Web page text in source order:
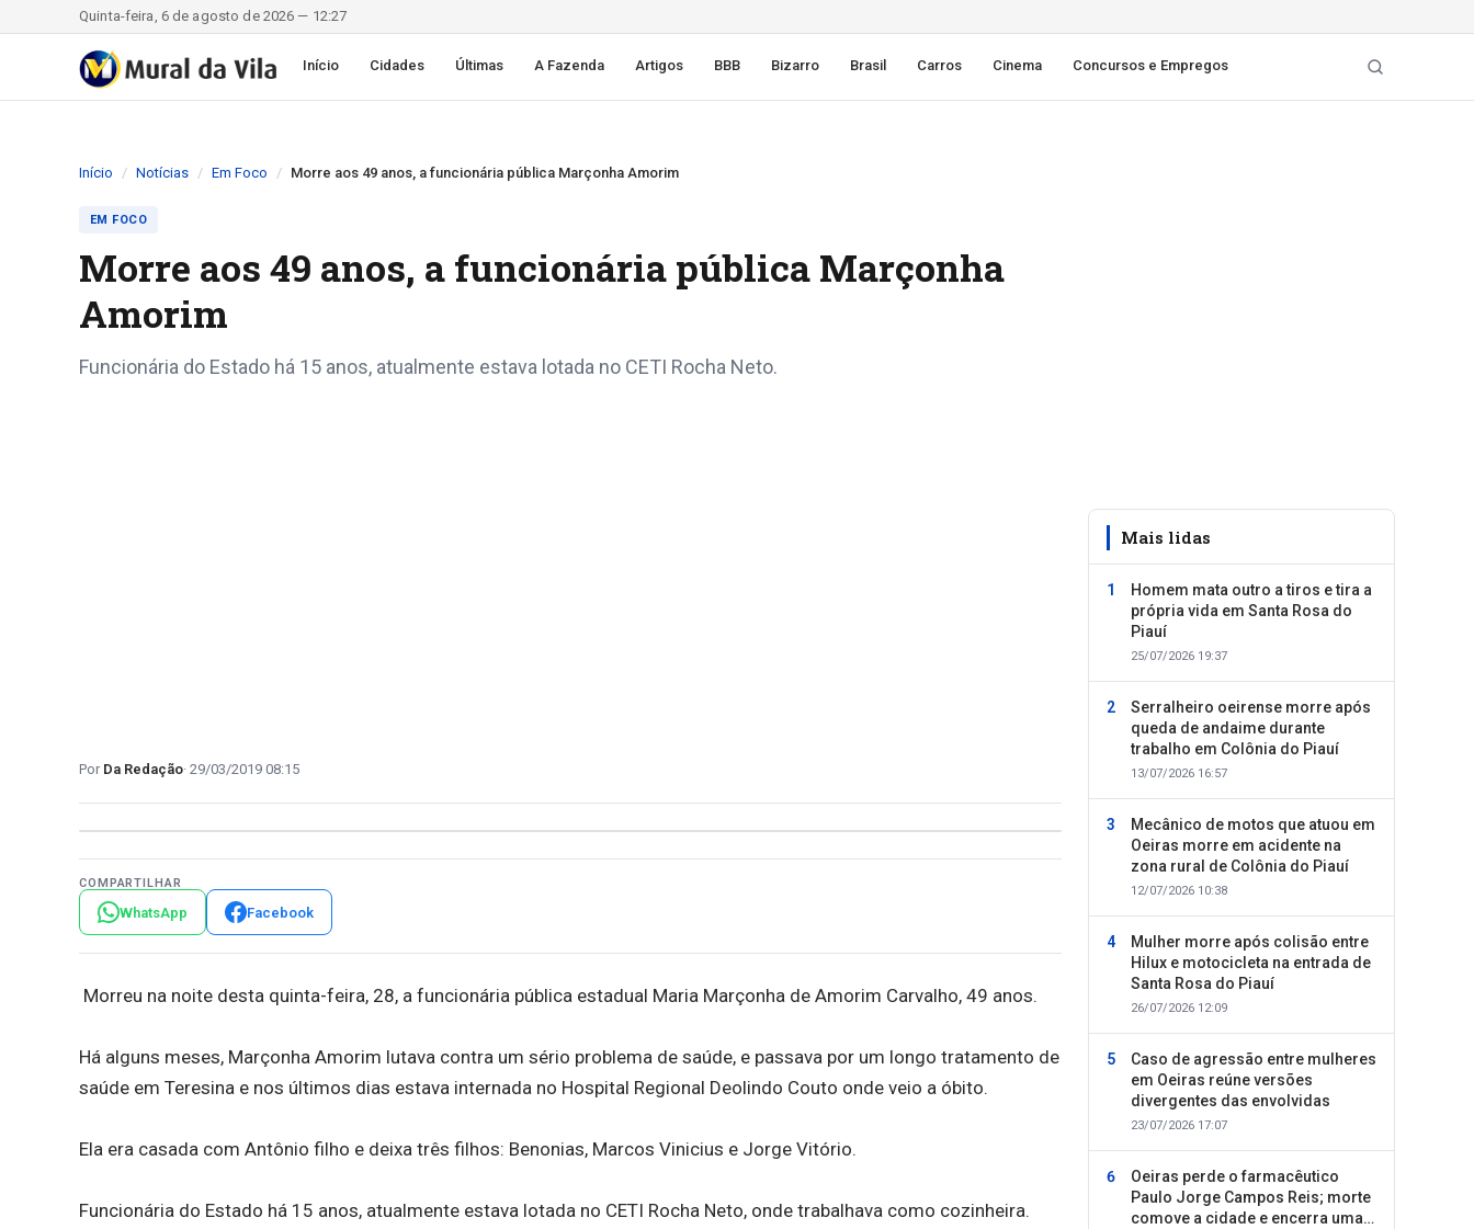
Quinta-feira, 6 de agosto de 2026 — 12:27
Início Cidades Últimas A Fazenda Artigos BBB Bizarro Brasil Carros Cinema Concursos e Empregos
Início Notícias Em Foco Morre aos 49 anos, a funcionária pública Marçonha Amorim
EM FOCO
Morre aos 49 anos, a funcionária pública Marçonha
Amorim
Funcionária do Estado há 15 anos, atualmente estava lotada no CETI Rocha Neto.
Da Redação 29/03/2019 08:15
COMPARTILHAR
WhatsApp Facebook
Morreu na noite desta quinta-feira, 28, a funcionária pública estadual Maria Marçonha de Amorim Carvalho, 49 anos.
Há alguns meses, Marçonha Amorim lutava contra um sério problema de saúde, e passava por um longo tratamento de
saúde em Teresina e nos últimos dias estava internada no Hospital Regional Deolindo Couto onde veio a óbito.
Ela era casada com Antônio filho e deixa três filhos: Benonias, Marcos Vinicius e Jorge Vitório.
Funcionária do Estado há 15 anos, atualmente estava lotada no CETI Rocha Neto, onde trabalhava como cozinheira.
Mais lidas
Homem mata outro a tiros e tira a
própria vida em Santa Rosa do
Piauí
25/07/2026 19:37
Serralheiro oeirense morre após
queda de andaime durante
trabalho em Colônia do Piauí
13/07/2026 16:57
Mecânico de motos que atuou em
Oeiras morre em acidente na
zona rural de Colônia do Piauí
12/07/2026 10:38
Mulher morre após colisão entre
Hilux e motocicleta na entrada de
Santa Rosa do Piauí
26/07/2026 12:09
Caso de agressão entre mulheres
em Oeiras reúne versões
divergentes das envolvidas
23/07/2026 17:07
Oeiras perde o farmacêutico
Paulo Jorge Campos Reis; morte
comove a cidade e encerra uma